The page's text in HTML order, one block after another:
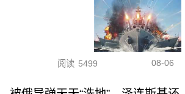
阅读 5499 08-06